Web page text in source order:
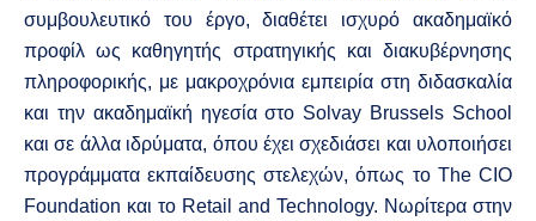
συμβουλευτικό του έργο, διαθέτει ισχυρό ακαδημαϊκό
προφίλ ως καθηγητής στρατηγικής και διακυβέρνησης
πληροφορικής, με μακροχρόνια εμπειρία στη διδασκαλία
και την ακαδημαϊκή ηγεσία στο Solvay Brussels School
και σε άλλα ιδρύματα, όπου έχει σχεδιάσει και υλοποιήσει
προγράμματα εκπαίδευσης στελεχών, όπως το The CIO
Foundation και το Retail and Technology. Νωρίτερα στην